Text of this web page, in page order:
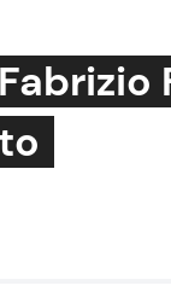
Benessere